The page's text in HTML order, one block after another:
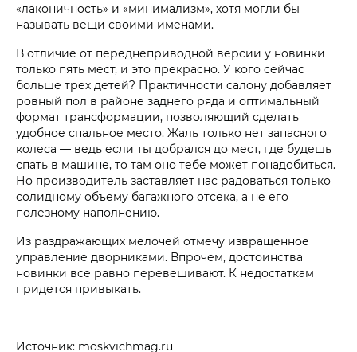
«лаконичность» и «минимализм», хотя могли бы
называть вещи своими именами.
В отличие от переднеприводной версии у новинки
только пять мест, и это прекрасно. У кого сейчас
больше трех детей? Практичности салону добавляет
ровный пол в районе заднего ряда и оптимальный
формат трансформации, позволяющий сделать
удобное спальное место. Жаль только нет запасного
колеса — ведь если ты добрался до мест, где будешь
спать в машине, то там оно тебе может понадобиться.
Но производитель заставляет нас радоваться только
солидному объему багажного отсека, а не его
полезному наполнению.
Из раздражающих мелочей отмечу извращенное
управление дворниками. Впрочем, достоинства
новинки все равно перевешивают. К недостаткам
придется привыкать.
Источник: moskvichmag.ru